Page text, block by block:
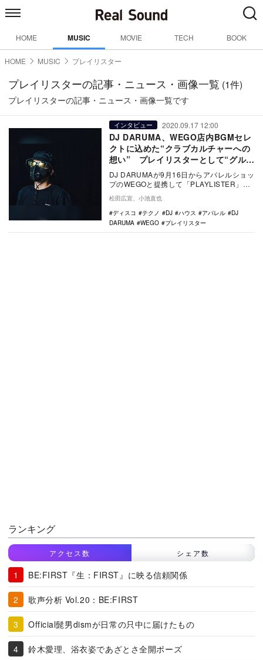
HOME MUSIC MOVIE TECH BOOK
HOME MUSIC プレイリスター
プレイリスターの記事・ニュース・画像一覧 (1件)
プレイリスターの記事・ニュース・画像一覧です
インタビュー 2020.09.17 12:00
DJ DARUMA、WEGO店内BGMセレ
クトに込めた“クラブカルチャーへの
想い” プレイリスターとして“グルー
ブに浸る面白さ”追求
DJ DARUMAが9月16日からアパレルショッ
プのWEGOと提携して「PLAYLISTER」と
題し店内BGMを担当する。ハウス…
松田広宣、小池直也
ディスコ
テクノ DJ ハウス アパレル
DJ
DARUMA
WEGO プレイリスター
ランキング
アクセス数 シェア数
BE:FIRST『生：FIRST』に映る信頼関係
歌声分析 Vol.20：BE:FIRST
Official髭男dismが日常の只中に届けたもの
鈴木愛理、浴衣姿であざとさ全開ポーズ